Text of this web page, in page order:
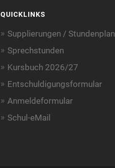
QUICKLINKS
Supplierungen / Stundenplan
Sprechstunden
Kursbuch 2026/27
Entschuldigungsformular
Anmeldeformular
Schul-eMail